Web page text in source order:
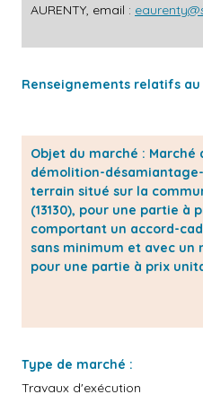
AURENTY, email :
Renseignements relatifs au
Objet du marché : Marché
démolition-
terrain situé sur la
(13130), pour une partie
comportant un accord-
sans minimum et avec un
pour une partie à prix
Type de marché :
Travaux d'exécution